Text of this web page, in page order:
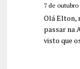
7 de outubro
Olá Elton,
passar na
visto que